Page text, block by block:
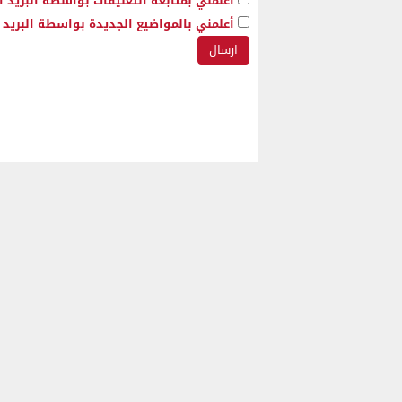
أعلمني بالمواضيع الجديدة بواسطة البريد